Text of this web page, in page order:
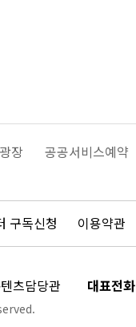
장 공공서비스예약
구독신청 이용약관
츠담당관 대표전화